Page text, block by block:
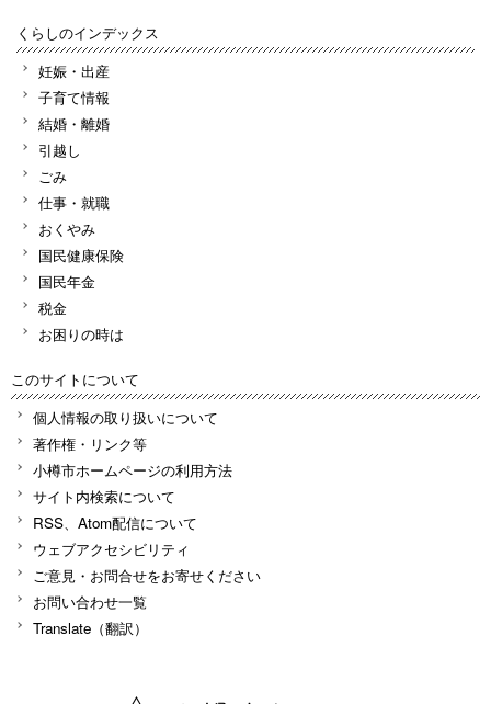
くらしのインデックス
妊娠・出産
子育て情報
結婚・離婚
引越し
ごみ
仕事・就職
おくやみ
国民健康保険
国民年金
税金
お困りの時は
このサイトについて
個人情報の取り扱いについて
著作権・リンク等
小樽市ホームページの利用方法
サイト内検索について
RSS、Atom配信について
ウェブアクセシビリティ
ご意見・お問合せをお寄せください
お問い合わせ一覧
Translate（翻訳）